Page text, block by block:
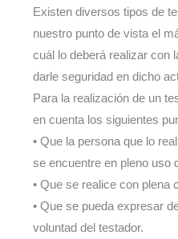
Existen diversos tipos de
nuestro punto de vista el
cuál lo deberá realizar con
darle seguridad en dicho
Para la realización de un
en cuenta los siguientes
• Que la persona que lo
se encuentre en pleno uso
• Que se realice con plena
• Que se pueda expresar
voluntad del testador.